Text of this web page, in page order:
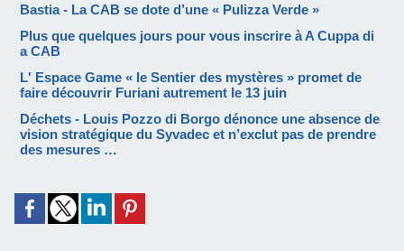
Bastia - La CAB se dote d’une « Pulizza Verde »
Plus que quelques jours pour vous inscrire à A Cuppa di
a CAB
L' Espace Game « le Sentier des mystères » promet de
faire découvrir Furiani autrement le 13 juin
Déchets - Louis Pozzo di Borgo dénonce une absence de
vision stratégique du Syvadec et n’exclut pas de prendre
des mesures …